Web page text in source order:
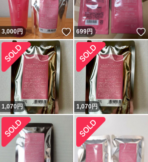
いいね！
3,000円 いいね！
699円
1,070円 1,070円